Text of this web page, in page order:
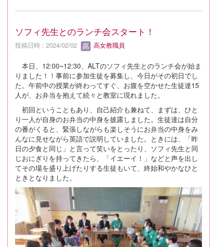
ソフィ先生とのランチ会スタート！
投稿日時 : 2024/02/02 高女教職員
本日、12:00~12:30、ALTのソフィ先生とのランチ会が始ま
りました！！事前に参加生徒を募集し、今日がその初日でし
た。午前中の授業が終わってすぐ、お腹を空かせた生徒達15
人が、お弁当を抱えて続々と教室に現れました。
初回ということもあり、自己紹介も兼ねて、まずは、ひと
り一人が自身のお弁当の中身を披露しました。生徒達は自分
の番がくると、緊張しながらも楽しそうにお弁当の中身をみ
んなに見せながら英語で説明していました。ときには、「昨
日の夕食と同じ」と言って笑いをとったり、ソフィ先生と同
じおにぎりを持ってきたら、「イエーイ！」などと声を出し
てその場を盛り上げたりする生徒もいて、終始和やかなひと
ときとなりました。